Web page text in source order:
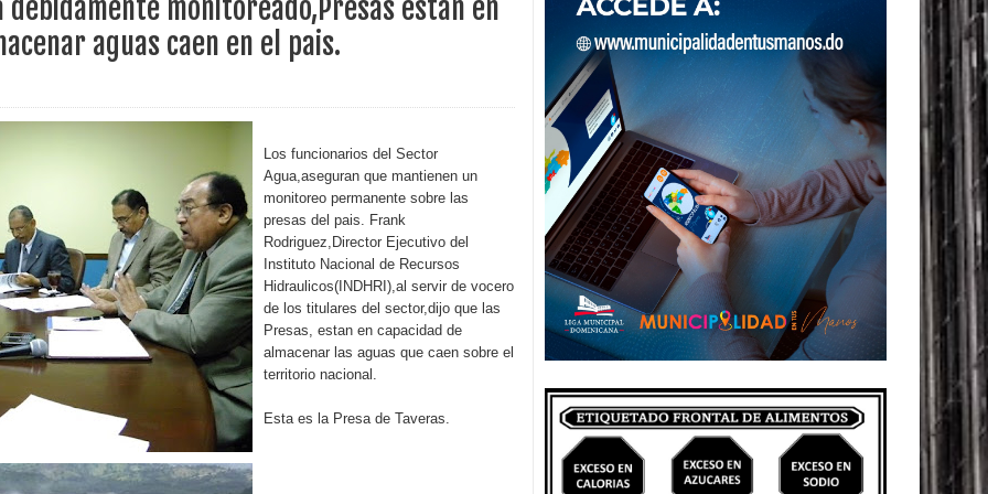
nacional
entrar a España
venta de alcohol vigente desde 2006 y exige ley del
sanitario y se reúne con alcalde San Cristóbal
7,1 en Japón
Código Penal
Complementario gobierno endeuda país con
debidamente monitoreado,Presas estan en
aguas caen en el pais.
Los funcionarios del Sector
Agua,aseguran que mantienen un
monitoreo permanente sobre las
presas del pais. Frank
Rodriguez,Director Ejecutivo del
Instituto Nacional de Recursos
Hidraulicos(INDHRI),al servir de vocero
de los titulares del sector,dijo que las
Presas, estan en capacidad de
almacenar las aguas que caen sobre el
territorio nacional.
Esta es la Presa de Taveras.